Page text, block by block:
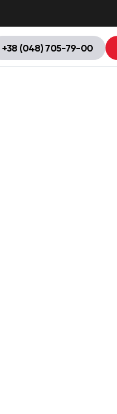
+38 (048) 705-79-00